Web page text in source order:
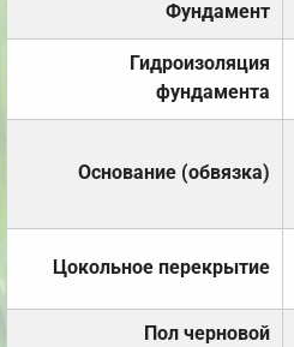
Фундамент
Гидроизоляция
фундамента
Основание (обвязка)
Цокольное перекрытие
Пол черновой